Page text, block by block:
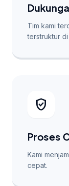
Tim kami
terstruktur
verified_user
Proses
Kami
cepat.